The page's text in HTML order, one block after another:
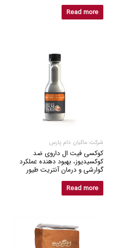
Read more
شرکت ماکیان دام پارس
کوکسی فیت ال داروی ضد
کوکسیدیوز، بهبود دهنده عملکرد
گوارشی و درمان آنتریت طیور
Read more